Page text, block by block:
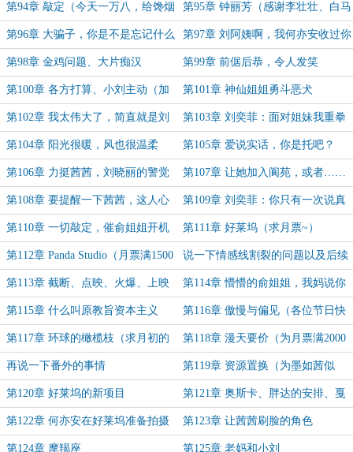
及原创改编剧情）
第94章 敲定（今天一万八，给馋烟
大佬的加更）
第95章 钟丽芳（感谢李壮壮、白马
志、影云汉的打赏）
第96章 大骗子，你是不是忘记什么
事情了？
第97章 刘阿姨啊，我何亦安收过你
的礼吗？
第98章 金鸡问题、大片痴汉 第99章 前倨后恭，令人发笑
第100章 各方打算、小刘主动（加
更）
第101章 神仙姐姐勇斗恶犬
第102章 我太伟大了，简直就是刘
奕菲的人生矫正器
第103章 刘奕菲：面对姐妹我重拳
出击！（含加更）
第104章 阳光很暖，风也很温柔 第105章 爱说实话，你是托吧？
第106章 力挺茜茜，刘晓丽的警觉 第107章 让她加入阆苑，或者……
第108章 要提醒一下茜茜，这人心
思太深
第109章 刘奕菲：你只有一次说真
话的机会（补偿加更！）
第110章 一切敲定，催俞姐姐开机
（求月票！）
第111章 好莱坞（求月票~）
第112章 Panda Studio（月票满1500
加更，求月票！）
说一下情感线割裂的问题以及后续
会免费补几个番外
第113章 截断、点映、火爆、上映
（求月票~）
第114章 懵懵的俞姐姐，我妈说你
是天才（求月票~）
第115章 什么叫原教旨资本主义
（求月票~）
第116章 傲慢与偏见（各位节日快
乐，求一号月票！）
第117章 环球的橄榄枝（求月初的
月票！）
第118章 漫天要价（为月票满2000
加更，另外求月票~）
再说一下番外的事情 第119章 资源置换（为墨如茜似
水、梁侯、大剑豪鹰眼乔拉可尔米霍
克）
第120章 好莱坞的新项目 第121章 奥斯卡、胖达的安排、戛
纳公关启动
第122章 何亦安在好莱坞准备拍摄
的电影
第123章 让茜茜刷脸的角色
第124章 摩羯座 第125章 老妈和小刘